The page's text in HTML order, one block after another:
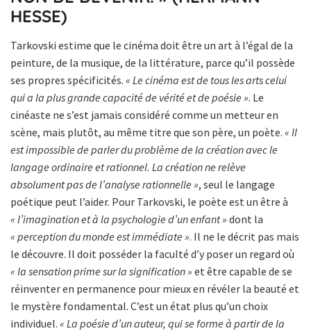
HESSE)
Tarkovski estime que le cinéma doit être un art à l’égal de la
peinture, de la musique, de la littérature, parce qu’il possède
ses propres spécificités. « Le cinéma est de tous les arts celui
qui a la plus grande capacité de vérité et de poésie ». Le
cinéaste ne s’est jamais considéré comme un metteur en
scène, mais plutôt, au même titre que son père, un poète. « Il
est impossible de parler du problème de la création avec le
langage ordinaire et rationnel. La création ne relève
absolument pas de l’analyse rationnelle », seul le langage
poétique peut l’aider. Pour Tarkovski, le poète est un être à
« l’imagination et à la psychologie d’un enfant » dont la
« perception du monde est immédiate ». Il ne le décrit pas mais
le découvre. Il doit posséder la faculté d’y poser un regard où
« la sensation prime sur la signification » et être capable de se
réinventer en permanence pour mieux en révéler la beauté et
le mystère fondamental. C’est un état plus qu’un choix
individuel. « La poésie d’un auteur, qui se forme à partir de la